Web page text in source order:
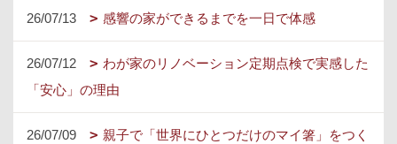
26/07/13 感響の家ができるまでを一日で体感
26/07/12
わが家のリノベーション定期点検で実感した
「安心」の理由
26/07/09
親子で「世界にひとつだけのマイ箸」をつく